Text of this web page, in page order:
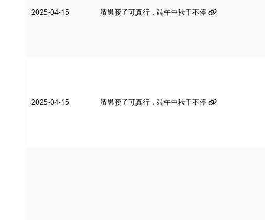
2025-04-15 渣男腰子可真行，端午中秋干不停
2025-04-15 渣男腰子可真行，端午中秋干不停